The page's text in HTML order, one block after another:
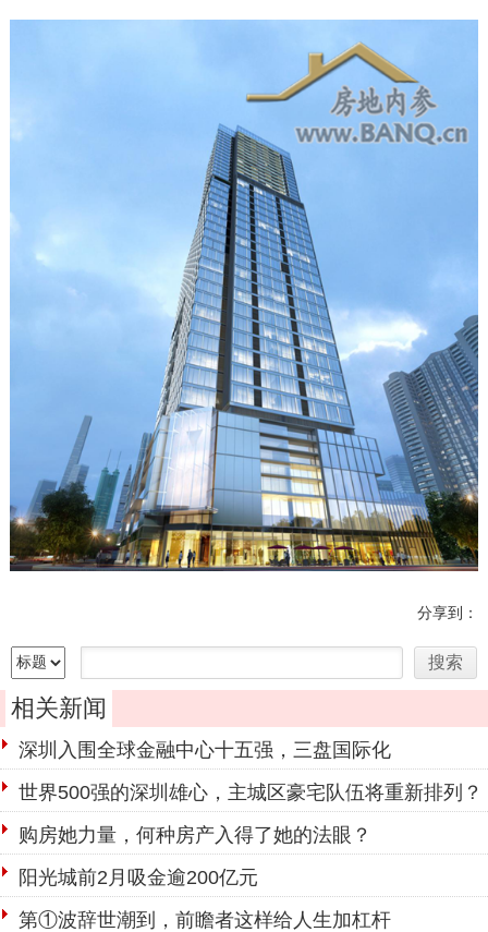
分享到：
相关新闻
深圳入围全球金融中心十五强，三盘国际化
世界500强的深圳雄心，主城区豪宅队伍将重新排列？
购房她力量，何种房产入得了她的法眼？
阳光城前2月吸金逾200亿元
第①波辞世潮到，前瞻者这样给人生加杠杆